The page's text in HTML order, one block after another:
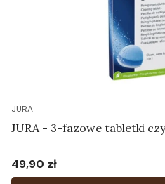
JURA
JURA - 3-fazowe tabletki
Cena
49,90 zł